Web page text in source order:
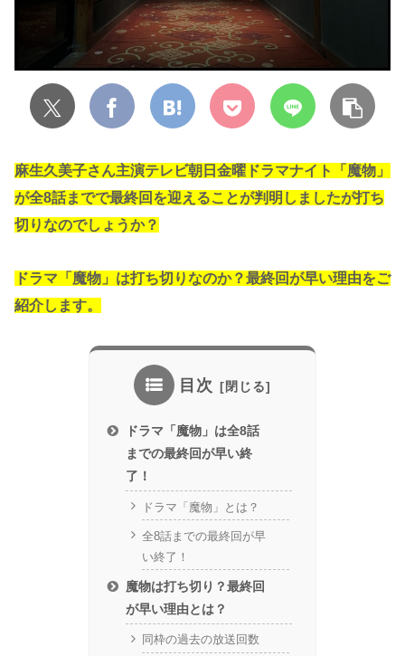
麻生久美子さん主演テレビ朝日金曜ドラマナイト「魔物」
が全8話までで最終回を迎えることが判明しましたが打ち
切りなのでしょうか？
ドラマ「魔物」は打ち切りなのか？最終回が早い理由をご
紹介します。
目次
ドラマ「魔物」は全8話
までの最終回が早い終
了！
ドラマ「魔物」とは？
全8話までの最終回が早
い終了！
魔物は打ち切り？最終回
が早い理由とは？
同枠の過去の放送回数